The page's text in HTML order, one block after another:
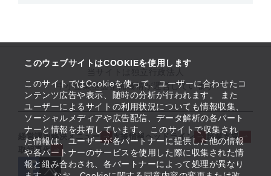
このウェブサイトはCOOKIEを使用します
このサイトではCookieを使って、ユーザーに合わせたコ
ンテンツ広告や表示、随時の分析が行われます。 また
ユーザーによるサイトの利用状況についても情報収集、
ソーシャルメディアや広告配信、データ解析の各パート
ナーと情報を共有しています。 このサイトで収集され
た情報は、ユーザーが各パートナーに提供した他の情報
や各パートナーのサービスを使用した際に収集された情
報と組み合わされ、各パートナーによって処理が異なり
中小企業基盤整備機構が運営しています
経営課題解決メニュー 支援情報ヘッドライン
起業支援
取組事例